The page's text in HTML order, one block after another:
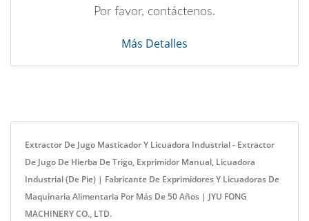
Por favor, contáctenos.
Más Detalles
Extractor De Jugo Masticador Y Licuadora Industrial - Extractor
De Jugo De Hierba De Trigo, Exprimidor Manual, Licuadora
Industrial (de Pie) | Fabricante De Exprimidores Y Licuadoras De
Maquinaria Alimentaria Por Más De 50 Años | JYU FONG
MACHINERY CO., LTD.